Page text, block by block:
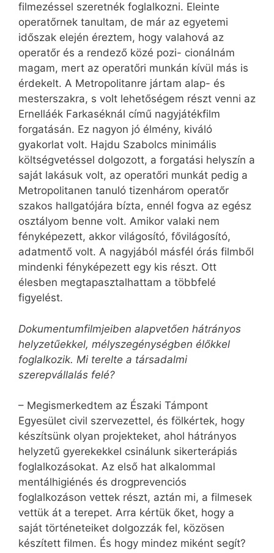
filmezéssel szeretnék foglalkozni. Eleinte
operatőrnek tanultam, de már az egyetemi
időszak elején éreztem, hogy valahová az
operatőr és a rendező közé pozi- cionálnám
magam, mert az operatőri munkán kívül más is
érdekelt. A Metropolitanre jártam alap- és
mesterszakra, s volt lehetőségem részt venni az
Ernelláék Far­kaséknál című nagyjátékfilm
forgatásán. Ez nagyon jó élmény, kiváló
gyakorlat volt. Hajdu Szabolcs minimális
költségvetéssel dolgozott, a forgatási helyszín a
saját lakásuk volt, az operatőri munkát pedig a
Metropolitanen tanuló tizenhárom operatőr
szakos hallgatójára bízta, ennél fogva az egész
osztályom benne volt. Amikor valaki nem
fényképezett, akkor világosító, fővilágosító,
adatmentő volt. A nagyjából másfél órás filmből
mindenki fényképezett egy kis részt. Ott
élesben megtapasztalhattam a többfelé
figyelést.
Dokumentumfilmjeiben alapvetően hátrányos
helyzetűekkel, mélyszegénységben élőkkel
foglalkozik. Mi terelte a társadalmi
szerepvállalás felé?
– Megismerkedtem az Északi Támpont
Egyesület civil szervezettel, és fölkértek, hogy
készítsünk olyan projekteket, ahol hátrányos
helyzetű gyerekekkel csinálunk sikerterápiás
foglalkozásokat. Az első hat alkalommal
mentálhigiénés és drog­pre­ven­ciós
foglalkozáson vettek részt, aztán mi, a filmesek
vettük át a terepet. Arra kértük őket, hogy a
saját történeteiket dolgozzák fel, közösen
készített filmen. És hogy mindez miként segít?